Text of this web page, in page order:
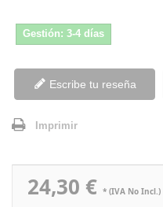
Gestión: 3-4 días
Escribe tu reseña
Imprimir
24,30 € * (IVA No Incl.)